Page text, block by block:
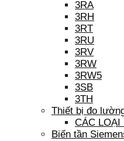
3RA
3RH
3RT
3RU
3RV
3RW
3RW5
3SB
3TH
Thiết bị đo
CÁC LOẠI
Biến tần